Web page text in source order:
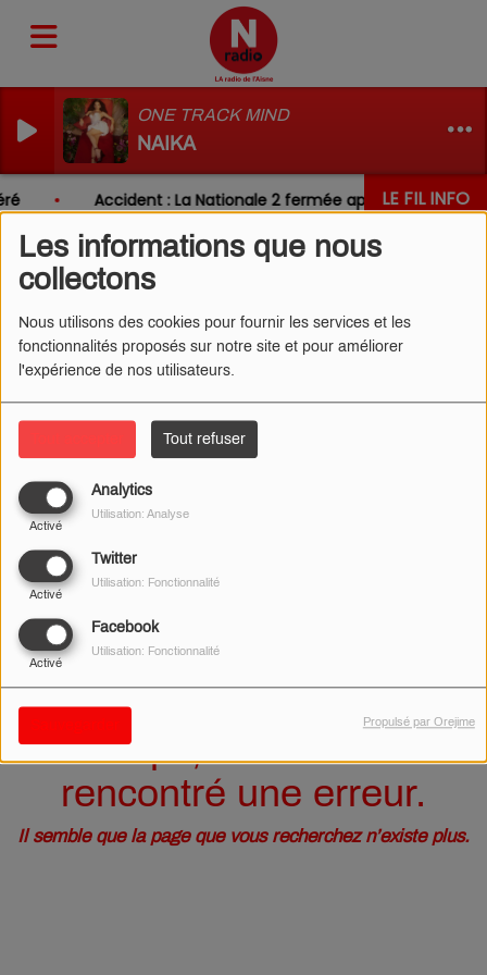
Les informations que nous
collectons
Nous utilisons des cookies pour fournir les services et les
fonctionnalités proposés sur notre site et pour améliorer
l'expérience de nos utilisateurs.
Tout refuser
Analytics
Activé
Utilisation: Analyse
Twitter
Activé
Utilisation: Fonctionnalité
Facebook
Activé
Utilisation: Fonctionnalité
Propulsé par Orejime
ONE TRACK MIND
NAIKA
LE FIL INFO
Accident : La Nationale 2 fermée après un choc
Oups, vous avez
rencontré une erreur.
Il semble que la page que vous recherchez n’existe plus.